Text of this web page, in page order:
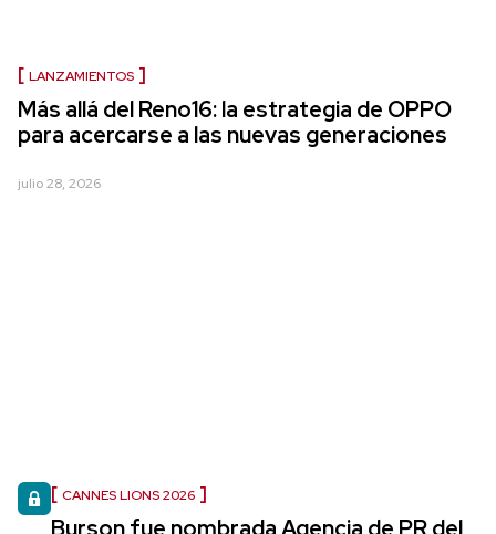
LANZAMIENTOS
Más allá del Reno16: la estrategia de OPPO
para acercarse a las nuevas generaciones
julio 28, 2026
CANNES LIONS 2026